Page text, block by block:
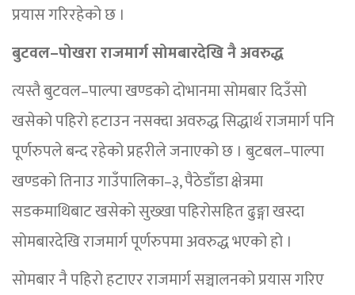
प्रयास गरिरहेको छ ।
बुटवल–पोखरा राजमार्ग सोमबारदेखि नै अवरुद्ध
त्यस्तै बुटवल–पाल्पा खण्डको दोभानमा सोमबार दिउँसो
खसेको पहिरो हटाउन नसक्दा अवरुद्ध सिद्धार्थ राजमार्ग पनि
पूर्णरुपले बन्द रहेको प्रहरीले जनाएको छ । बुटबल–पाल्पा
खण्डको तिनाउ गाउँपालिका–३, पैठेडाँडा क्षेत्रमा
सडकमाथिबाट खसेको सुख्खा पहिरोसहित ढुङ्गा खस्दा
सोमबारदेखि राजमार्ग पूर्णरुपमा अवरुद्ध भएको हो ।
सोमबार नै पहिरो हटाएर राजमार्ग सञ्चालनको प्रयास गरिए